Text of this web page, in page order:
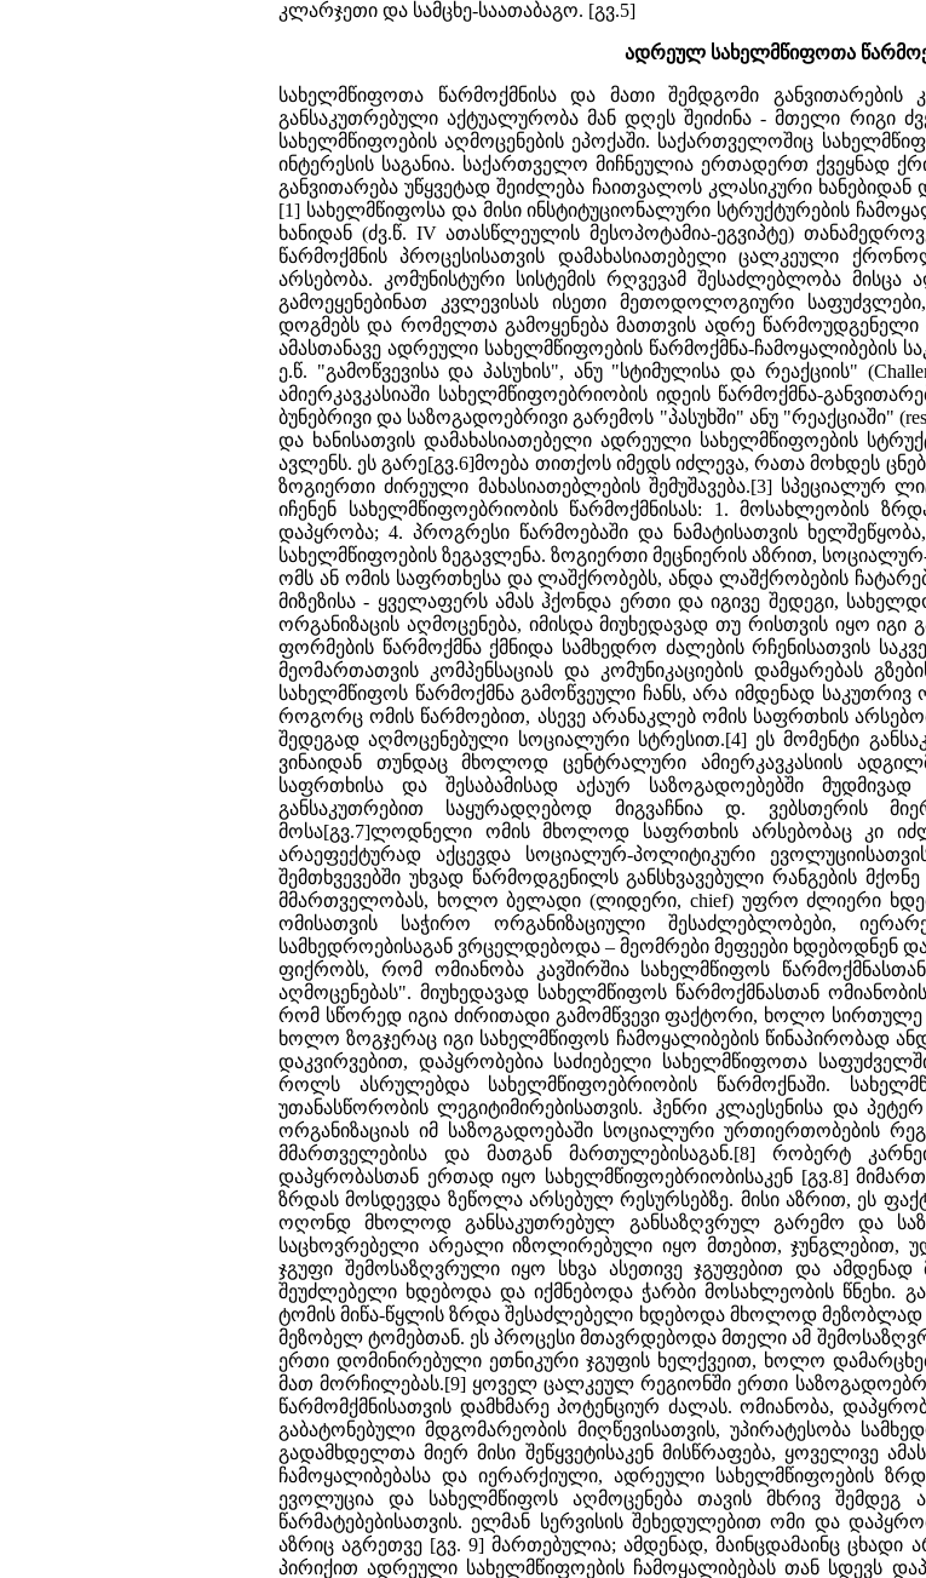
კლარჯეთი და სამცხე-საათაბაგო. [გვ.5]
ადრეულ სახელმწიფოთა
სახელმწიფოთა წარმოქმნისა და მათი შემდგომი განვითარების კვლევა, მსოფლიო ისტორიის ერთ-ერთი უმნიშვნელოვანესი საკითხია. განსაკუთრებული აქტუალურობა მან დღეს შეიძინა - მთელი რიგი ძველი ქვეყნების დაკარგული სახელმწიფოებრიობის აღდგენისა და ახალი სახელმწიფოების აღმოცენების ეპოქაში. საქართველოშიც სახელმწი­ფოებრიობის წარმოქმნა-ჩამოყალიბების საკითხები ისტორიკოსთა ფართო ინტერესის საგანია. საქართველო მიჩნეულია ერთადერთ ქვეყნად ქრისტიანულ სამყაროში, რომლის სოციალურ-პოლიტიკური და კულტურული განვითარება უწყვეტად შეიძლება ჩაითვალოს კლასიკური ხანებიდან დაწყებული XIX საუკუნის დასაწყისში რუსეთის მიერ მისი ანექსიის ხანამდე.[1] სახელმწიფოსა და მისი ინსტიტუციონალური სტრუქტურების ჩამოყალიბების პროცესი დროის ვრცელ მონაკვეთს მოიცავს ადრეული ბრინჯაოს ხანიდან (ძვ.წ. IV ათასწლეულის მესოპოტამია-ეგვიპტე) თანამედროვეობამდე. შესაბამისად ამისა, გარდაუვალი ხდება სახელმწიფო­ებრიობის წარმოქმნის პროცესისათვის დამახასიათებელი ცალკეული ქრონო­ლოგიური დონეებისათვის განსხვავებული მეთოდოლოგიური მიდგომის არსებობა. კომუნისტური სისტემის რღვევამ შესაძლებლობა მისცა აღნიშნული სისტემისადმი ადრე მიკუთვნებული ქვეყნების სპეციალისტებს გამოეყენებინათ კვლევისას ისეთი მეთოდოლოგიური საფუძვლები, რომლებიც საგრძნობლად არიან დაშორებული მარქსიზმ-ლენინიზმის დოგმებს და რომელთა გამოყენება მათთვის ადრე წარმოუდგენელი იქნებოდა. ადრეული კავკასიის პოლიტიკურ ისტორიის შესწავლასთან და ამასთანავე ადრეული სახელმწიფოების წარმოქმნა-ჩამოყალიბების საკითხებთან დაკავშირებით განსაკუთრებით ეფექტურად არნოლდ თოინბის ე.წ. "გამოწვევისა და პასუხის", ანუ "სტიმულისა და რეაქციის" (Challenge-and-Response) მოდელის გამოყენება მიგვაჩნია, ვინაიდან, ცენტრალურ ამიერკავკასიაში სახელმწიფოებრიობის იდეის წარმოქმნა-განვითარება თავის "გამოწვევასა" თუ "სტიმულს" (challenge) სწორედ ადგილობრივი ბუნებრივი და საზოგადოებრივი გარემოს "პასუხში" ანუ "რეაქციაში" (response) პოულობდა.[2] შენიშნულია, რომ საზოგადოთ ყველა ადგილისათვის და ხანისათვის დამახასიათებელი ადრეული სახელმწიფოების სტრუქტურა, ფუნქციონირება და ევოლუცია ერთმანეთთან შესამჩნევ მსგავსებას ავლენს. ეს გარე[გვ.6]მოება თითქოს იმედს იძლევა, რათა მოხდეს ცნების “ადრეული სახელმწიფო” საყოველთაოდ მისაღები განსაზღვრა და მისი ზოგიერთი ძირეული მახასიათებლების შემუშავება.[3] სპეციალურ ლიტერატურაში ჩვეულებრივ გამოყოფენ რიგ ფაქტორებს, რომლებიც თავს იჩენენ სახელმწიფოებრიობის წარმოქმნისას: 1. მოსახლეობის ზრდა და ზეწოლა; 2. ომი, ომის ან დაპყრობის საფრთხე, ლაშქრობები; 3. დაპყრობა; 4. პროგრესი წარმოებაში და ნამატისათვის ხელშეწყობა, ხარკი, დოვლათი; 5. იდეოლოგია და ლეგიტიმაცია; 6. უკვე არსებული სახელმწიფოების ზეგავლენა. ზოგიერთი მეცნიერის აზრით, სოციალურ-პოლიტიკური ცვლილებები თავს იჩენენ მოსახლეობის ზრდის დაწყებამდე. ომს ან ომის საფრთხესა და ლაშქრობებს, ანდა ლაშქრობების ჩატარებისა და ხარკის აღების საჭიროებას – მიუხედავად მათი დანიშნულებისა თუ მიზეზისა - ყველაფერს ამას ჰქონდა ერთი და იგივე შედეგი, სახელდობრ, უფრო ძლიერი წინამძღოლის გაჩენა და უკეთესი ან უფრო ძლიერი ორგანიზაცის აღმოცენება, იმისდა მიუხედავად თუ რისთვის იყო იგი განკუთვნილი თავდაცვისათვის თუ თავდასხმისათვის. ორგანიზაციის ასეთი ფორმების წარმოქმნა ქმნიდა სამხედრო ძალების რჩენისათვის საკვებითა და სხვა საგნებით რეგულარული მომარაგების მუდმივ საჭიროებას, მეომართათვის კომპენსაციას და კომუნიკაციების დამყარებას გზების, ნავების, ჯაშუშებისა და შიკრიკების საშუალებით და ა.შ. შესაბამისად, სახელმწიფოს წარმოქმნა გამოწვეული ჩანს, არა იმდენად საკუთრივ ომის ფენომენით, რამდენადაც მას მნიშვნელოვანწილად ხელი ეწყობოდა, როგორც ომის წარმოებით, ასევე არანაკლებ ომის საფრთხის არსებობით და ორივე ამ მოვლენის - ომისა და მოსალოდნელი ომის საფრთხის - შედეგად აღმოცენებული სოციალური სტრესით.[4] ეს მომენტი განსაკუთრებით საყურადღებო ჩანს, ჩვენი საკვლევი თემის თვალთახედვიდან, ვინაიდან თუნდაც მხოლოდ ცენტრალური ამიერკავკასიის ადგილმდებარეობის ფაქტორი თავად იყო განმაპირობებელი პერმანენტული საფრთხისა და შესაბამისად აქაურ საზოგადოებებში მუდმივად არსებული სტრესული მდგომარეობის აღმოცენებისათვის. ამ მხრივ განსაკუთრებით საყურადღებოდ მიგვაჩნია დ. ვებსთერის მიერ რ. კარნეიროს თეორიის მოდიფიკაცია, რომლის თანახმადაც, მოსა[გვ.7]ლოდნელი ომის მხოლოდ საფრთხის არსებობაც კი იძლევა ევოლუციური ცვლილებისათვის მეტად ხელსაყრელ გარემოს და არაეფექტურად აქცევდა სოციალურ-პოლიტიკური ევოლუციისათვის დამახასიათებელ მრავალ შინაგანი ზემოქმედების საშუალებას, სხვა შემთხვევებში უხვად წარმოდგენილს განსხვავებული რანგების მქონე საზოგადოებებში. მისი აზრით, ასეთი საფრთხე ქმნიდა უფრო სტაბილურ მმართველობას, ხოლო ბელადი (ლიდერი, chief) უფრო ძლიერი ხდებოდა.[5] ჯერ კიდევ 19 საუკუნის დამლევს, ჰ.სპენსერი ვარაუდობდა, რომ ომისათვის საჭირო ორგანიზაციული შესაძლებლობები, იერარქიული სისტემა და ცენტრალიზებული სარდლობა საზოგადოებაში სამხედროებისაგან ვრცელდებოდა – მეომრები მეფეები ხდებოდნენ და მმართველობაში სამხედრო დისციპლინა შეჰქონდათ.[6] რონალდ კოენიც ფიქრობს, რომ ომიანობა კავშირშია სახელმწიფოს წარმოქმნასთან; მისი სიტყვებით, "ომი ხელს უწყობს ცენტრალიზებული